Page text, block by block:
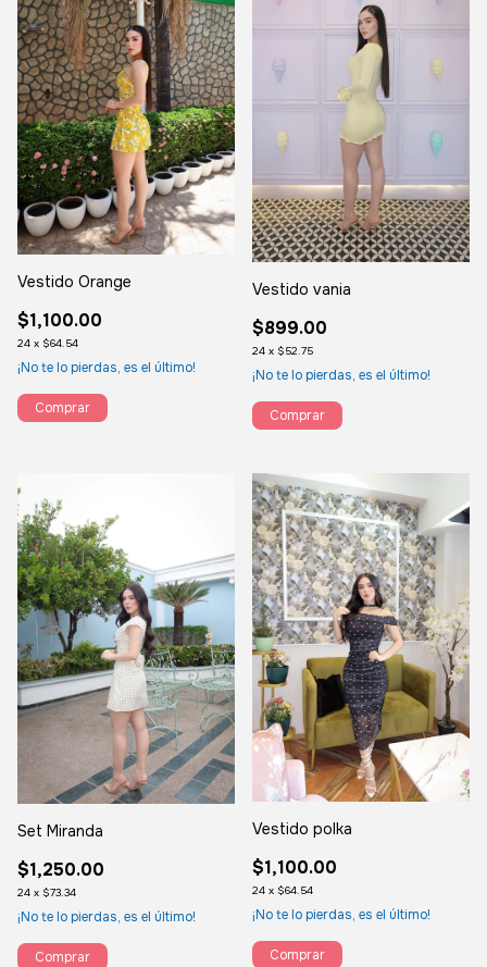
Vestido Orange
$1,100.00
24 x $64.54
¡No te lo pierdas, es el último!
Comprar
Vestido vania
$899.00
24 x $52.75
¡No te lo pierdas, es el último!
Comprar
Set Miranda
$1,250.00
24 x $73.34
¡No te lo pierdas, es el último!
Comprar
Vestido polka
$1,100.00
24 x $64.54
¡No te lo pierdas, es el último!
Comprar